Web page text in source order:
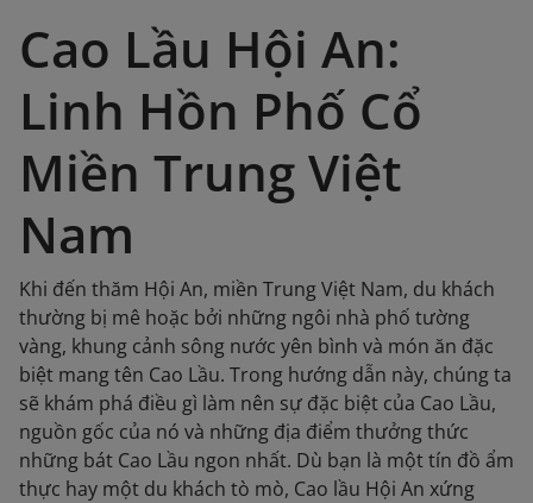
Cao Lầu Hội An:
Linh Hồn Phố Cổ
Miền Trung Việt
Nam
Khi đến thăm Hội An, miền Trung Việt Nam, du khách
thường bị mê hoặc bởi những ngôi nhà phố tường
vàng, khung cảnh sông nước yên bình và món ăn đặc
biệt mang tên Cao Lầu. Trong hướng dẫn này, chúng ta
sẽ khám phá điều gì làm nên sự đặc biệt của Cao Lầu,
nguồn gốc của nó và những địa điểm thưởng thức
những bát Cao Lầu ngon nhất. Dù bạn là một tín đồ ẩm
thực hay một du khách tò mò, Cao lầu Hội An xứng